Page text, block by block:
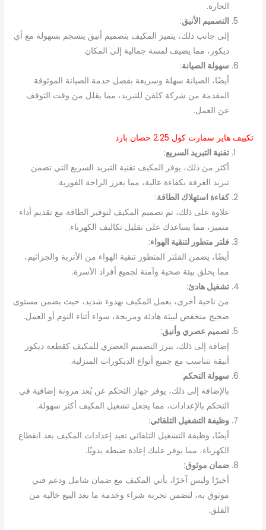
الحارة.
التصميم الأنيق:
إلى جانب ذلك، يتميز المكيف بتصميم أنيق ينسجم بسهولة مع أي
ديكور، مما يضيف لمسة جمالية إلى المكان.
سهولة الصيانة:
أيضًا، الصيانة سهلة وسريعة بفضل خدمة الصيانة الموثوقة
المقدمة من شركة كلفن للتبريد، مما يقلل من وقت التوقف
عن العمل.
تكييف هاير سمارت كول 2.25 حصان بارد
تقنية التبريد السريع:
أكثر من ذلك، يوفر المكيف تقنية التبريد السريع التي تضمن
تبريد الغرفة بكفاءة عالية، مما يعزز الراحة الفورية.
كفاءة استهلاك الطاقة:
علاوة على ذلك، تم تصميم المكيف لتوفير الطاقة مع تقديم أداء
متميز، مما يساعدك على تقليل تكاليف الكهرباء.
فلتر متطور لتنقية الهواء:
أيضًا، يضمن الفلتر المتطور تنقية الهواء من الأتربة والجراثيم،
مما يخلق بيئة صحية وآمنة لجميع أفراد الأسرة.
تشغيل هادئ:
من ناحية أخرى، يعمل المكيف بهدوء شديد، حيث يضمن مستوى
ضجيج منخفض لبيئة هادئة ومريحة، سواء أثناء النوم أو العمل.
تصميم عصري وأنيق:
إضافة إلى ذلك، يبرز التصميم العصري للمكيف كقطعة ديكور
أنيقة تتناسب مع جميع أنواع الديكورات المنزلية.
سهولة التحكم:
بالإضافة إلى ذلك، يوفر جهاز التحكم عن بُعد مرونة إضافية في
التحكم بالإعدادات، مما يجعل تشغيل المكيف أكثر سهولة.
وظيفة التشغيل التلقائي:
أيضًا، وظيفة التشغيل التلقائي تعيد إعدادات المكيف بعد انقطاع
الكهرباء، مما يوفر عليك إعادة ضبطه يدويًا.
ضمان موثوق:
أخيرًا وليس آخرًا، يأتي المكيف مع ضمان شامل ودعم فني
موثوق به، لتضمن تجربة شراء وخدمة ما بعد البيع خالية من
القلق.